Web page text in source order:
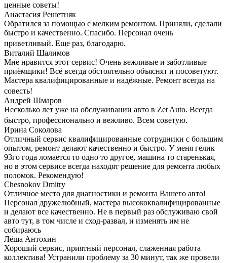
ценные советы!
Анастасия Решетняк
Обратился за помощью с мелким ремонтом. Приняли, сделали
быстро и качественно. Спасибо. Персонал очень
приветливый. Еще раз, благодарю.
Виталий Шалимов
Мне нравится этот сервис! Очень вежливые и заботливые
приёмщики! Всё всегда обстоятельно объяснят и посоветуют.
Мастера квалифицированные и надёжные. Ремонт всегда на
совесть!
Андрей Шмаров
Несколько лет уже на обслуживании авто в Zet Auto. Всегда
быстро, профессионально и вежливо. Всем советую.
Ирина Соколова
Отличный сервис квалифицированные сотрудники с большим
опытом, ремонт делают качественно и быстро. У меня гелик
93го года ломается то одно то другое, машина то старенькая,
но в этом сервисе всегда находят решение для ремонта любых
поломок. Рекомендую!
Chesnokov Dmitry
Отличное место для диагностики и ремонта Вашего авто!
Персонал дружелюбный, мастера высококвалифицированные
и делают все качественно. Не в первый раз обслуживаю свой
авто тут, в том числе и сход-развал, и изменять им не
собираюсь
Лёша Антохин
Хороший сервис, приятный персонал, слаженная работа
коллектива! Устранили проблему за 30 минут, так же провели